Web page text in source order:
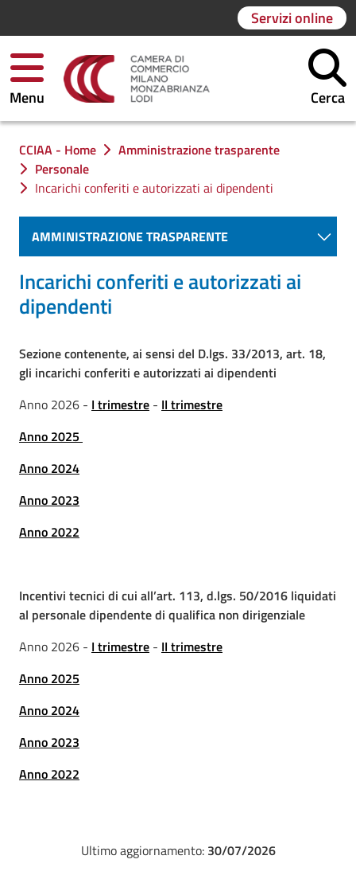
Servizi online
Menu Cerca
Ti trovi in:
CCIAA - Home
Amministrazione trasparente
Personale
Incarichi conferiti e autorizzati ai dipendenti
AMMINISTRAZIONE TRASPARENTE
Incarichi conferiti e autorizzati ai
dipendenti
Sezione contenente, ai sensi del D.lgs. 33/2013, art. 18,
gli incarichi conferiti e autorizzati ai dipendenti
Anno 2026 - I trimestre - II trimestre
Anno 2025
Anno 2024
Anno 2023
Anno 2022
Incentivi tecnici di cui all’art. 113, d.lgs. 50/2016 liquidati
al personale dipendente di qualifica non dirigenziale
Anno 2026 - I trimestre - II trimestre
Anno 2025
Anno 2024
Anno 2023
Anno 2022
Ultimo aggiornamento: 30/07/2026